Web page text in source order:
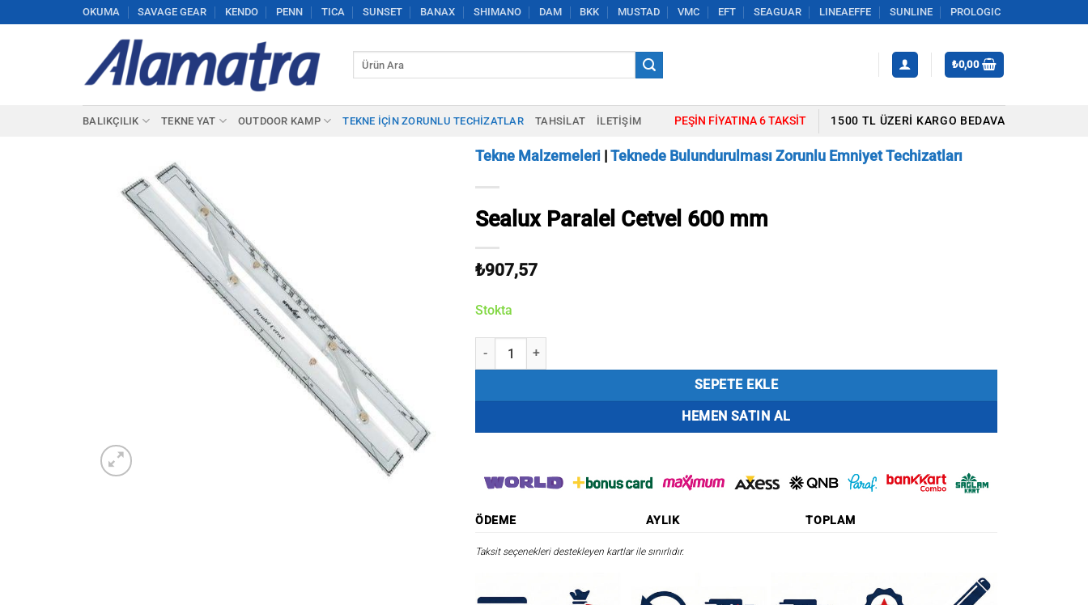
atla
OKUMA SAVAGE GEAR KENDO PENN TICA SUNSET BANAX SHIMANO DAM BKK MUSTAD VMC EFT SEAGUAR LINEAEFFE SUNLINE PROLOGIC
Ara:
₺0,00
BALIKÇILIK TEKNE YAT OUTDOOR KAMP TEKNE IÇIN ZORUNLU TECHIZATLAR TAHSILAT İLETIŞIM PEŞIN FIYATINA 6 TAKSIT 1500 TL ÜZERI KARGO BEDAVA
Tekne Malzemeleri |Teknede Bulundurulması Zorunlu Emniyet Techizatları
Sealux Paralel Cetvel 600 mm
₺907,57
Stokta
Sealux Paralel Cetvel 600 mm adet
SEPETE EKLE
HEMEN SATIN AL
ÖDEME AYLIK TOPLAM
Taksit seçenekleri destekleyen kartlar ile sınırlıdır.